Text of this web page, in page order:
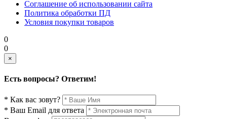
Соглашение об использовании сайта
Политика обработки ПД
Условия покупки товаров
0
0
×
Есть вопросы? Ответим!
* Как вас зовут?
* Ваш Email для ответа